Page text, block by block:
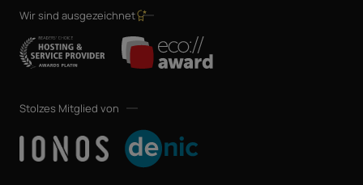
Wir sind ausgezeichnet
Stolzes Mitglied von